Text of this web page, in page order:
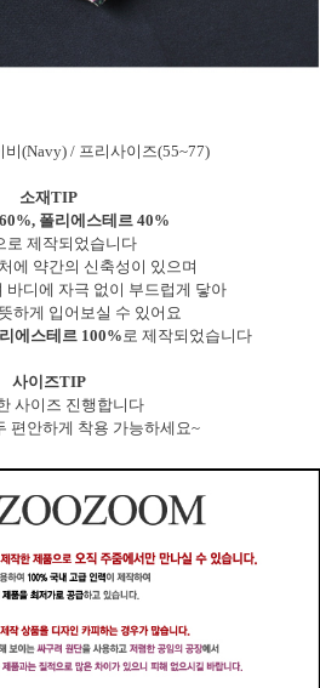
비(Navy) / 프리사이즈(55~77)
소재TIP
폴리에스테르 40%
로 제작되었습니다
에 약간의 신축성이 있으며
바디에 자극 없이 부드럽게 닿아
하게 입어보실 수 있어요
에스테르 100% 로 제작되었습니다
사이즈TIP
사이즈 진행합니다
편안하게 착용 가능하세요~